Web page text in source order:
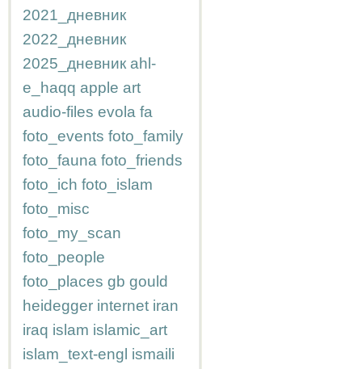
2021_дневник
2022_дневник
2025_дневник ahl-
e_haqq apple art
audio-files evola fa
foto_events foto_family
foto_fauna foto_friends
foto_ich foto_islam
foto_misc
foto_my_scan
foto_people
foto_places gb gould
heidegger internet iran
iraq islam islamic_art
islam_text-engl ismaili